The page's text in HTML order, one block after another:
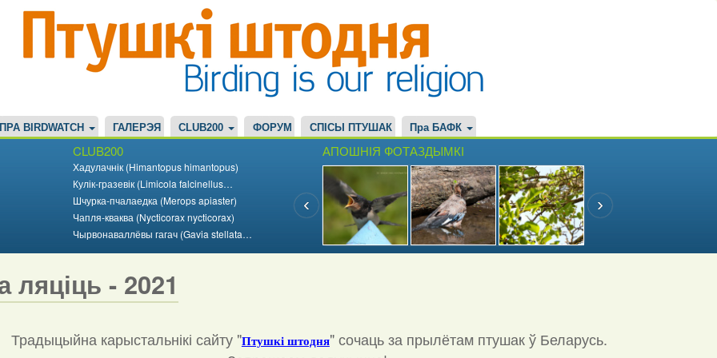
ПРА BIRDWATCH ГАЛЕРЭЯ CLUB200 ФОРУМ СПІСЫ ПТУШАК Пра БАФК
CLUB200
Хадулачнік (Himantopus himantopus)
Кулік-гразевік (Limicola falcinellus…
Шчурка-пчалаедка (Merops apiaster)
Чапля-кваква (Nycticorax nycticorax)
Чырвонаваллёвы гагач (Gavia stellata…
АПОШНІЯ ФОТАЗДЫМКІ
ляціць - 2021
Традыцыйна карыстальнікі сайту "Птушкі штодня"сочаць за прылётам птушак ў Беларусь.